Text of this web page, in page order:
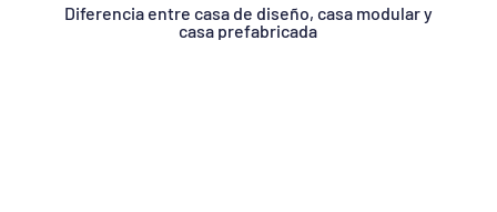
Diferencia entre casa de diseño, casa modular y
casa prefabricada